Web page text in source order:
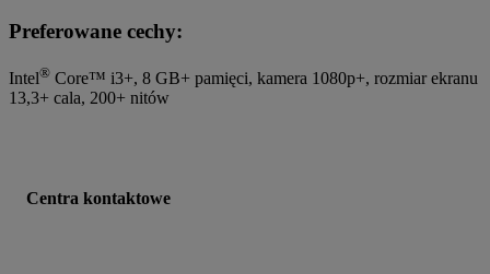
Preferowane cechy:
Intel® Core™ i3+, 8 GB+ pamięci, kamera 1080p+, rozmiar ekranu
13,3+ cala, 200+ nitów
Centra kontaktowe